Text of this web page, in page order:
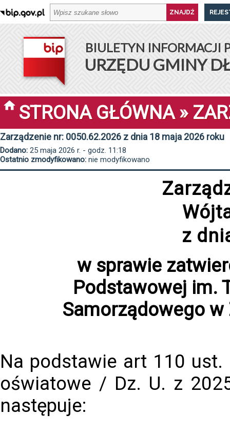
BIULETYN INFORMACJI
URZĘDU GMINY
STRONA GŁÓWNA»
Zarządzenie nr: 0050.62.2026 z dnia 18 maja 2026 roku
Dodano: 25 maja 2026 r. - godz. 11:18
Ostatnio zmodyfikowano: nie modyfikowano
z
w sprawie
Podstawowej im.
Samorządowego
Na podstawie art 110
oświatowe / Dz. U. z
następuje: